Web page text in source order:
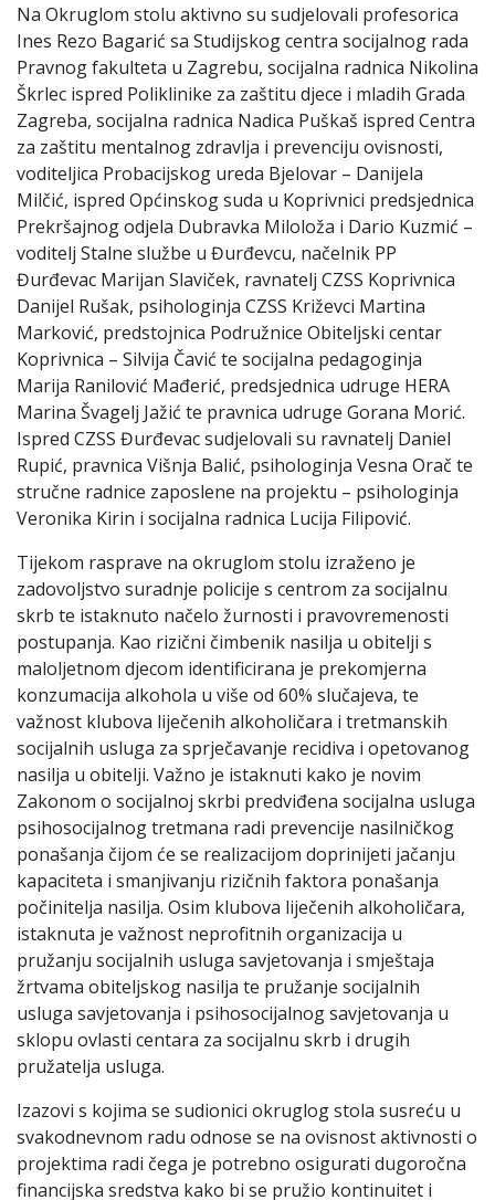
Na Okruglom stolu aktivno su sudjelovali profesorica
Ines Rezo Bagarić sa Studijskog centra socijalnog rada
Pravnog fakulteta u Zagrebu, socijalna radnica Nikolina
Škrlec ispred Poliklinike za zaštitu djece i mladih Grada
Zagreba, socijalna radnica Nadica Puškaš ispred Centra
za zaštitu mentalnog zdravlja i prevenciju ovisnosti,
voditeljica Probacijskog ureda Bjelovar – Danijela
Milčić, ispred Općinskog suda u Koprivnici predsjednica
Prekršajnog odjela Dubravka Miloloža i Dario Kuzmić –
voditelj Stalne službe u Đurđevcu, načelnik PP
Đurđevac Marijan Slaviček, ravnatelj CZSS Koprivnica
Danijel Rušak, psihologinja CZSS Križevci Martina
Marković, predstojnica Podružnice Obiteljski centar
Koprivnica – Silvija Čavić te socijalna pedagoginja
Marija Ranilović Mađerić, predsjednica udruge HERA
Marina Švagelj Jažić te pravnica udruge Gorana Morić.
Ispred CZSS Đurđevac sudjelovali su ravnatelj Daniel
Rupić, pravnica Višnja Balić, psihologinja Vesna Orač te
stručne radnice zaposlene na projektu – psihologinja
Veronika Kirin i socijalna radnica Lucija Filipović.
Tijekom rasprave na okruglom stolu izraženo je
zadovoljstvo suradnje policije s centrom za socijalnu
skrb te istaknuto načelo žurnosti i pravovremenosti
postupanja. Kao rizični čimbenik nasilja u obitelji s
maloljetnom djecom identificirana je prekomjerna
konzumacija alkohola u više od 60% slučajeva, te
važnost klubova liječenih alkoholičara i tretmanskih
socijalnih usluga za sprječavanje recidiva i opetovanog
nasilja u obitelji. Važno je istaknuti kako je novim
Zakonom o socijalnoj skrbi predviđena socijalna usluga
psihosocijalnog tretmana radi prevencije nasilničkog
ponašanja čijom će se realizacijom doprinijeti jačanju
kapaciteta i smanjivanju rizičnih faktora ponašanja
počinitelja nasilja. Osim klubova liječenih alkoholičara,
istaknuta je važnost neprofitnih organizacija u
pružanju socijalnih usluga savjetovanja i smještaja
žrtvama obiteljskog nasilja te pružanje socijalnih
usluga savjetovanja i psihosocijalnog savjetovanja u
sklopu ovlasti centara za socijalnu skrb i drugih
pružatelja usluga.
Izazovi s kojima se sudionici okruglog stola susreću u
svakodnevnom radu odnose se na ovisnost aktivnosti o
projektima radi čega je potrebno osigurati dugoročna
financijska sredstva kako bi se pružio kontinuitet i